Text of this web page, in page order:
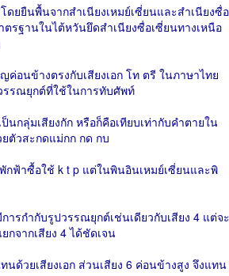
ดยยืนพื้นจากสำเนียงเหมย์เซี่ยนและสำเนียงซื่อ
ตรฐานในไต้หวันยึดสำเนียงซื่อเซี่ยนทางเหนือ
ค่อนข้างตรงกับเสียงเอก โท ตรี ในภาษาไทย
รรณยุกต์ที่ใช้ในการทับศัพท์
นกลุ่มเสียงกัก หรือก็คือเทียบเท่ากับคำตายใน
ตัวสะกดแม่กก กด กบ
กฟ้าซื้อใช้ k t p แต่ในพินอินเหมย์เซี่ยนและพิ
ารกำกับรูปวรรณยุกต์เช่นเดียวกับเสียง 4 แต่จะ
กจากเสียง 4 ได้ชัดเจน
นด้วยเสียงเอก ส่วนเสียง 6 ค่อนข้างสูง จึงแทน